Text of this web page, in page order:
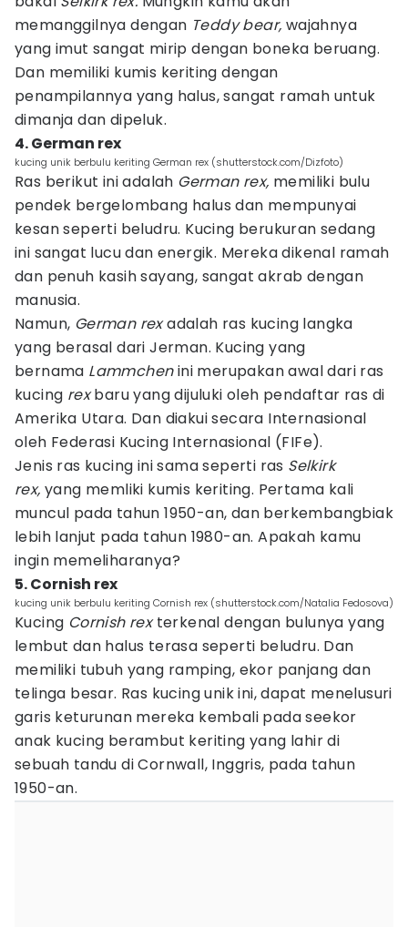
memanggilnya dengan Teddy bear, wajahnya
yang imut sangat mirip dengan boneka beruang.
Dan memiliki kumis keriting dengan
penampilannya yang halus, sangat ramah untuk
dimanja dan dipeluk.
4. German rex
kucing unik berbulu keriting German rex (shutterstock.com/Dizfoto)
Ras berikut ini adalah German rex, memiliki bulu
pendek bergelombang halus dan mempunyai
kesan seperti beludru. Kucing berukuran sedang
ini sangat lucu dan energik. Mereka dikenal ramah
dan penuh kasih sayang, sangat akrab dengan
manusia.
Namun, German rexadalah ras kucing langka
yang berasal dari Jerman. Kucing yang
bernama Lammchenini merupakan awal dari ras
kucing rexbaru yang dijuluki oleh pendaftar ras di
Amerika Utara. Dan diakui secara Internasional
oleh Federasi Kucing Internasional (FIFe).
Jenis ras kucing ini sama seperti ras Selkirk
rex, yang memliki kumis keriting. Pertama kali
muncul pada tahun 1950-an, dan berkembangbiak
lebih lanjut pada tahun 1980-an. Apakah kamu
ingin memeliharanya?
5. Cornish rex
kucing unik berbulu keriting Cornish rex (shutterstock.com/Natalia Fedosova)
Kucing Cornishrexterkenal dengan bulunya yang
lembut dan halus terasa seperti beludru. Dan
memiliki tubuh yang ramping, ekor panjang dan
telinga besar. Ras kucing unik ini, dapat menelusuri
garis keturunan mereka kembali pada seekor
anak kucing berambut keriting yang lahir di
sebuah tandu di Cornwall, Inggris, pada tahun
1950-an.